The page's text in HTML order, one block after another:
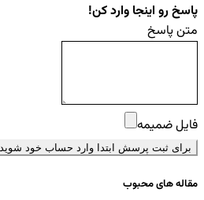
پاسخ رو اینجا وارد کن!
متن پاسخ
فایل ضمیمه
برای ثبت پرسش ابتدا وارد حساب خود شوید
مقاله های محبوب